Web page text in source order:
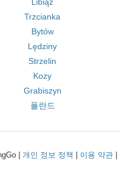
Trzcianka
Bytów
Lędziny
Strzelin
Kozy
Grabiszyn
폴란드
| 개인 정보 정책 이용 약관